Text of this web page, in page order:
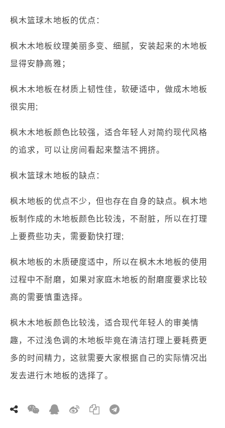
枫木篮球木地板的优点：
枫木木地板纹理美丽多变、细腻，安装起来的木地板
显得安静高雅；
枫木木地板在材质上韧性佳，软硬适中，做成木地板
很实用;
枫木木地板颜色比较强，适合年轻人对简约现代风格
的追求，可以让房间看起来整洁不拥挤。
枫木篮球木地板的缺点：
枫木地板的优点不少，但也存在自身的缺点。枫木地
板制作成的木地板颜色比较浅，不耐脏，所以在打理
上要费些功夫，需要勤快打理;
枫木地板的木质硬度适中，所以在枫木木地板的使用
过程中不耐磨，如果对家庭木地板的耐磨度要求比较
高的需要慎重选择。
枫木木地板颜色比较浅，适合现代年轻人的审美情
趣，不过浅色调的木地板毕竟在清洁打理上要耗费更
多的时间精力，这就需要大家根据自己的实际情况出
发去进行木地板的选择了。